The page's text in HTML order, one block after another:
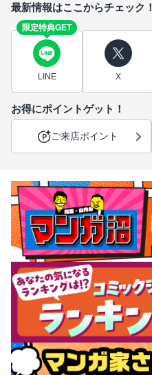
最新情報はここからチェック！
限定特典GET
LINE X
お得にポイントゲット！
ご来店ポイント